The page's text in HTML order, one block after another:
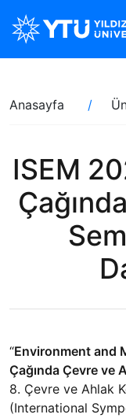
içeriğe
Sayfa
yolu
Anasayfa
ISEM
“Environment and
Çağında Çevre ve
8. Çevre ve Ahlak
(International